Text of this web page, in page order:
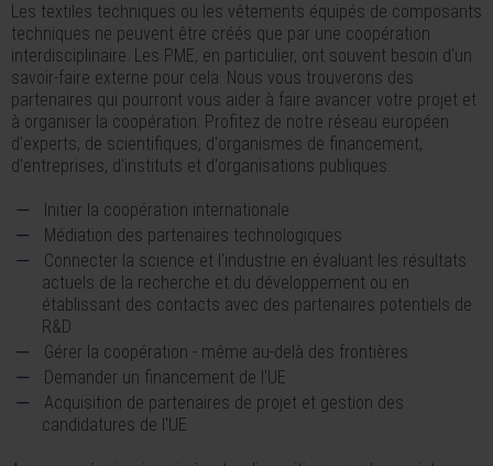
Les textiles techniques ou les vêtements équipés de composants
techniques ne peuvent être créés que par une coopération
interdisciplinaire. Les PME, en particulier, ont souvent besoin d'un
savoir-faire externe pour cela. Nous vous trouverons des
partenaires qui pourront vous aider à faire avancer votre projet et
à organiser la coopération. Profitez de notre réseau européen
d'experts, de scientifiques, d'organismes de financement,
d'entreprises, d'instituts et d'organisations publiques.
Initier la coopération internationale
Médiation des partenaires technologiques
Connecter la science et l'industrie en évaluant les résultats
actuels de la recherche et du développement ou en
établissant des contacts avec des partenaires potentiels de
R&D
Gérer la coopération - même au-delà des frontières
Demander un financement de l'UE
Acquisition de partenaires de projet et gestion des
candidatures de l'UE